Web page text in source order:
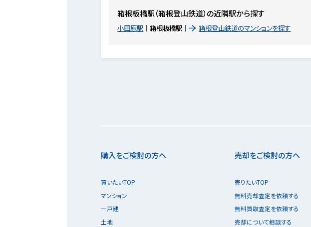
箱根板橋駅（箱根登山鉄道）の近隣駅から探す
小田原駅 箱根板橋駅 箱根登山鉄道のマンションを探す
購入をご検討の方へ
買いたいTOP
マンション
一戸建
土地
売却をご検討の方へ
売りたいTOP
無料売却査定を依頼する
無料買取査定を依頼する
売却について相談する